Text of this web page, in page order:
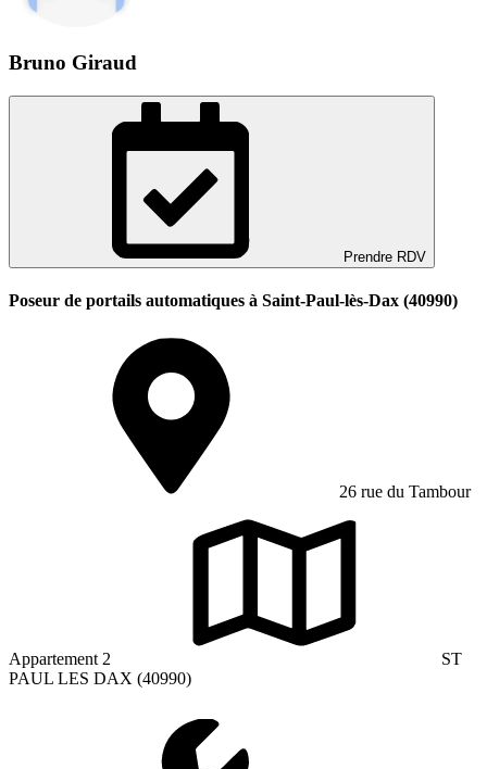
Bruno Giraud
Prendre RDV
Poseur de portails automatiques à Saint-Paul-lès-Dax (40990)
26 rue du Tambour
Appartement 2
ST
PAUL LES DAX (40990)